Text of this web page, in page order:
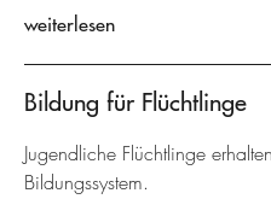
weiterlesen
Bildung für Flüchtlinge
Jugendliche Flüchtlinge
Bildungssystem.